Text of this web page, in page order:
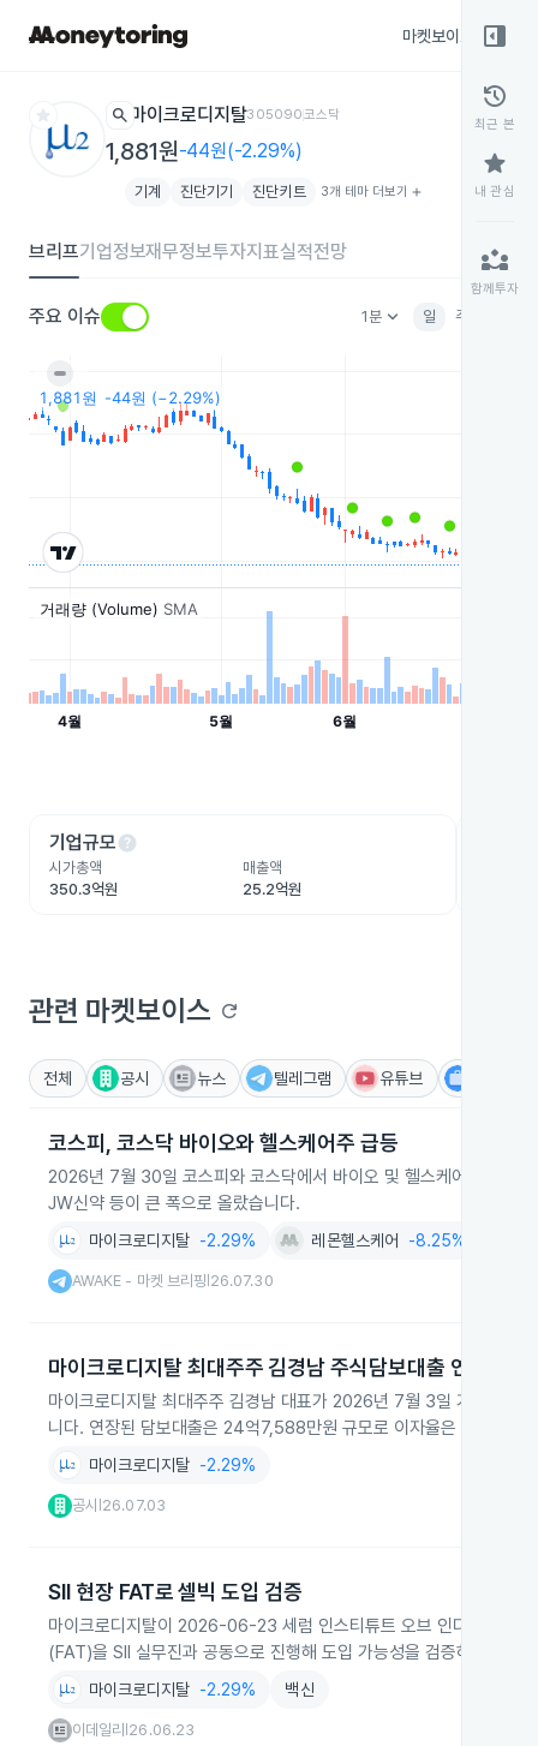
마켓보이스
star search 마이크로디지탈305090코스닥
1,881원-44원(-2.29%)
기계 진단기기 진단키트 3개 테마 더보기 add
브리프기업정보재무정보투자지표실적전망
주요 이슈 1분keyboard_arrow_down 일 주
기업규모help
시가총액
350.3억원
매출액
25.2억원
관련 마켓보이스 refresh
전체 공시 뉴스 텔레그램 유튜브
코스피, 코스닥 바이오와 헬스케어주 급등
2026년 7월 30일 코스피와 코스닥에서 바이오 및 헬스케어 관련 주
JW신약 등이 큰 폭으로 올랐습니다.
마이크로디지탈 -2.29% 레몬헬스케어 -8.25%
AWAKE - 마켓 브리핑 26.07.30
마이크로디지탈 최대주주 김경남 주식담보대출 연장
마이크로디지탈 최대주주 김경남 대표가 2026년 7월 3일 기준 보
니다. 연장된 담보대출은 24억7,588만원 규모로 이자율은 연
마이크로디지탈 -2.29%
공시 26.07.03
SII 현장 FAT로 셀빅 도입 검증
마이크로디지탈이 2026-06-23 세럼 인스티튜트 오브 인디아(SII)
(FAT)을 SII 실무진과 공동으로 진행해 도입 가능성을 검증하고 있
마이크로디지탈 -2.29% 백신
이데일리 26.06.23
right_panel_open
history
최근 본
star
내 관심
partner_exchange
함께투자